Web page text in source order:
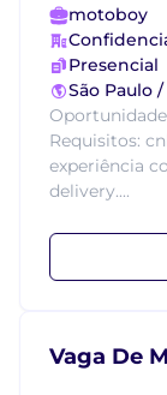
motoboy
Presencial
São Paulo /
Requisitos:
experiência
delivery....
Vaga De